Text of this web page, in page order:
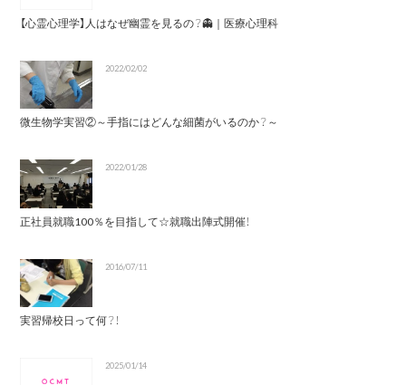
【心霊心理学】人はなぜ幽霊を見るの？👻｜医療心理科
2022/02/02
微生物学実習②～手指にはどんな細菌がいるのか？～
2022/01/28
正社員就職100％を目指して☆就職出陣式開催！
2016/07/11
実習帰校日って何？！
2025/01/14